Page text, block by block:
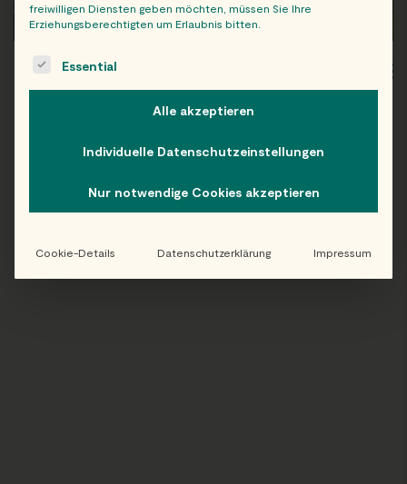
WIEN
Folge uns auf Instagram!
freiwilligen Diensten geben möchten, müssen Sie Ihre
Erziehungsberechtigten um Erlaubnis bitten.
The following is a list of service groups for which consent
Essential
Alle akzeptieren
Individuelle Datenschutzeinstellungen
Nur notwendige Cookies akzeptieren
Cookie-Details Datenschutzerklärung Impressum